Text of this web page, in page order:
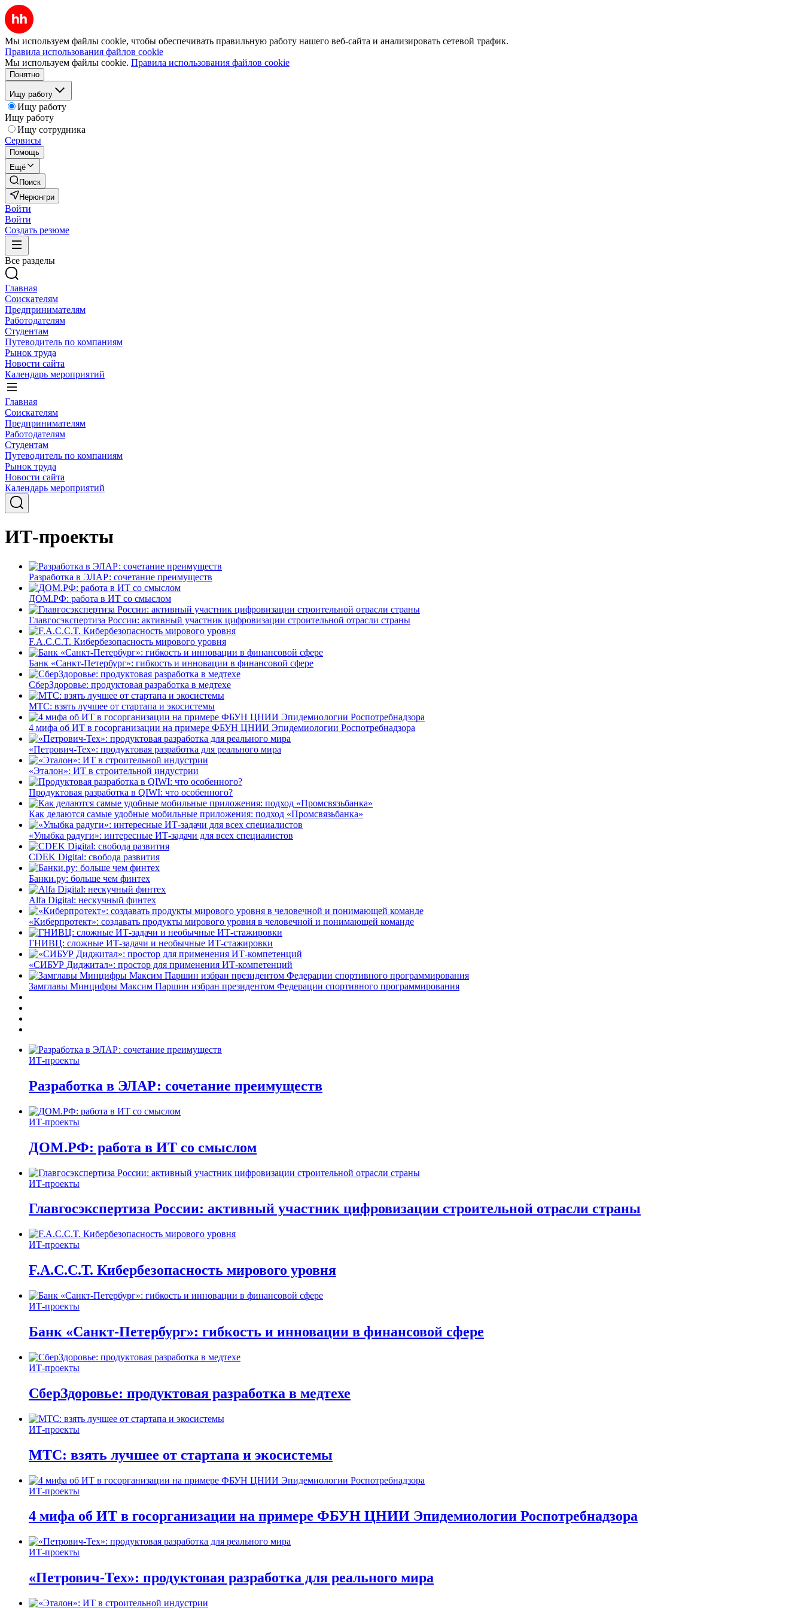
Мы используем файлы cookie, чтобы обеспечивать правильную работу нашего веб-сайта и анализировать сетевой трафик.
Правила использования файлов cookie
Мы используем файлы cookie. Правила использования файлов cookie
Понятно
Ищу работу
Ищу работу
Ищу работу
Ищу сотрудника
Сервисы
Помощь
Ещё
Поиск
Нерюнгри
Войти
Войти
Создать резюме
Все разделы
Главная
Соискателям
Предпринимателям
Работодателям
Студентам
Путеводитель по компаниям
Рынок труда
Новости сайта
Календарь мероприятий
Главная
Соискателям
Предпринимателям
Работодателям
Студентам
Путеводитель по компаниям
Рынок труда
Новости сайта
Календарь мероприятий
ИТ-проекты
Разработка в ЭЛАР: сочетание преимуществ
ДОМ.РФ: работа в ИТ со смыслом
Главгосэкспертиза России: активный участник цифровизации строительной отрасли страны
F.A.C.C.T. Кибербезопасность мирового уровня
Банк «Санкт-Петербург»: гибкость и инновации в финансовой сфере
СберЗдоровье: продуктовая разработка в медтехе
МТС: взять лучшее от стартапа и экосистемы
4 мифа об ИТ в госорганизации на примере ФБУН ЦНИИ Эпидемиологии Роспотребнадзора
«Петрович-Тех»: продуктовая разработка для реального мира
«Эталон»: ИТ в строительной индустрии
Продуктовая разработка в QIWI: что особенного?
Как делаются самые удобные мобильные приложения: подход «Промсвязьбанка»
«Улыбка радуги»: интересные ИТ-задачи для всех специалистов
CDEK Digital: свобода развития
Банки.ру: больше чем финтех
Alfa Digital: нескучный финтех
«Киберпротект»: создавать продукты мирового уровня в человечной и понимающей команде
ГНИВЦ: сложные ИТ‑задачи и необычные ИТ‑стажировки
«СИБУР Диджитал»: простор для применения ИТ-компетенций
Замглавы Минцифры Максим Паршин избран президентом Федерации спортивного программирования
ИТ-проекты
Разработка в ЭЛАР: сочетание преимуществ
ИТ-проекты
ДОМ.РФ: работа в ИТ со смыслом
ИТ-проекты
Главгосэкспертиза России: активный участник цифровизации строительной отрасли страны
ИТ-проекты
F.A.C.C.T. Кибербезопасность мирового уровня
ИТ-проекты
Банк «Санкт-Петербург»: гибкость и инновации в финансовой сфере
ИТ-проекты
СберЗдоровье: продуктовая разработка в медтехе
ИТ-проекты
МТС: взять лучшее от стартапа и экосистемы
ИТ-проекты
4 мифа об ИТ в госорганизации на примере ФБУН ЦНИИ Эпидемиологии Роспотребнадзора
ИТ-проекты
«Петрович-Тех»: продуктовая разработка для реального мира